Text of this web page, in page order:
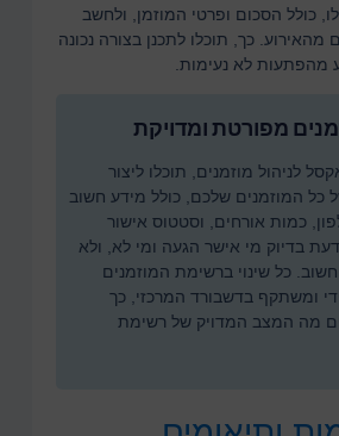
כולל הסכום ופרטי המוזמן, ולחשב
כך, תוכלו לתכנן בצורה נכונה
מהפתעות לא נעימות.
מפורטת ומדויקת
לניהול מוזמנים, תוכלו ליצור
כל המוזמנים שלכם, כולל מידע חשוב
כמות אורחים, וסטטוס אישור
בדיוק מי אישר הגעה ומי לא, ולא
כל שינוי ברשימת המוזמנים
ומשתקף בדשבורד המרכזי, כך
מה המצב המדויק של רשימת